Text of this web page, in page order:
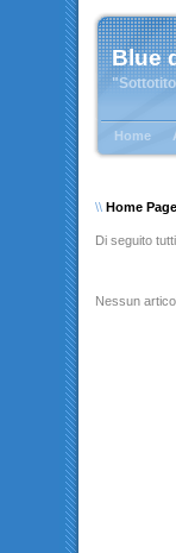
Blue
Home
\\ Home Page
Di seguito
Nessun